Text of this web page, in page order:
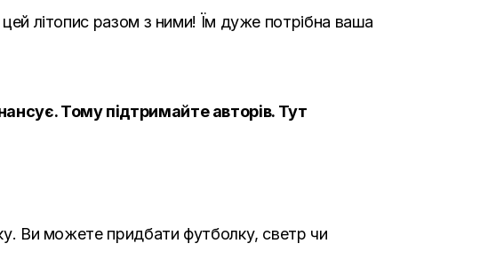
літопис разом з ними! Їм дуже потрібна ваша
Тому підтримайте авторів.Тут
Ви можете придбати футболку, светр чи